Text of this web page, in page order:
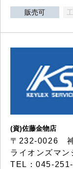
販売可
(資)佐藤金物店
〒232-0026
ライオンズマ
TEL：045-